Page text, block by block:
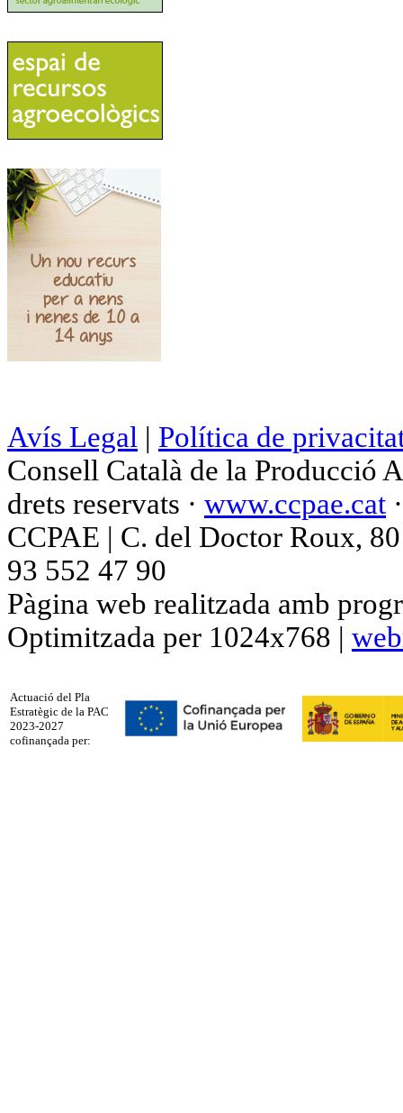
Avís Legal | Política de
Consell Català de la Producció
drets reservats · www.ccpae.cat
CCPAE | C. del Doctor Roux,
93 552 47 90
Pàgina web realitzada amb
Optimitzada per 1024x768 |
Actuació del Pla
Estratègic de la PAC
2023-2027
cofinançada per: